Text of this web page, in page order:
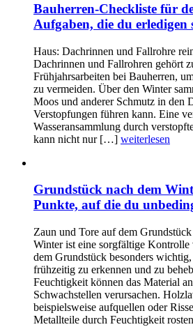
Bauherren-Checkliste für
Aufgaben, die du erledigen
Haus: Dachrinnen und Fallrohre
Dachrinnen und Fallrohren gehört
Frühjahrsarbeiten bei Bauherren,
zu vermeiden. Über den Winter
Moos und anderer Schmutz in den
Verstopfungen führen kann. Eine
Wasseransammlung durch
kann nicht nur […] weiterlesen
Grundstück nach dem
Punkte, auf die du
Zaun und Tore auf dem
Winter ist eine sorgfältige
dem Grundstück besonders
frühzeitig zu erkennen und zu
Feuchtigkeit können das Material
Schwachstellen verursachen.
beispielsweise aufquellen oder
Metallteile durch Feuchtigkeit